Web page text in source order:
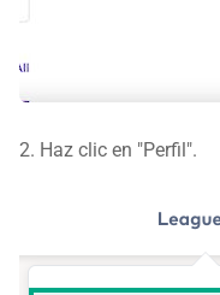
2. Haz clic en "Perfil".